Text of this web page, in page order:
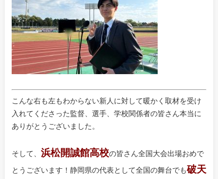
こんな右も左もわからない新人に対して暖かく取材を受け
入れてくださった監督、選手、学校関係者の皆さん本当に
ありがとうございました。
そして、 浜松開誠館高校の皆さん全国大会出場おめで
とうございます！静岡県の代表として全国の舞台でも破天